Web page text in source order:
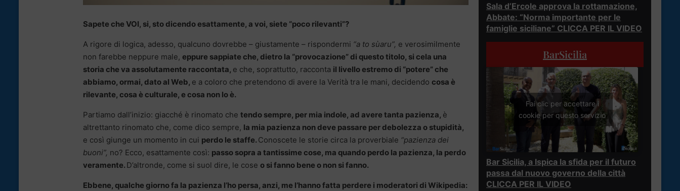
Sapete che VOI, si, sto dicendo esattamente, a voi, siete “poco rilevanti”?
A rigore di logica, adesso, qualcuno dovrebbe – giustamente – rispondermi “a to sùaru”, e verosimilmente
non farebbe neppure male, eppure sappiate che, dietro la “provocazione” di questo titolo, si cela una
storia che va assolutamente raccontata, e che, soprattutto, racconta il livello estremo di “potere” che
abbiamo, ormai, dato al Web, e a coloro che pretendono di avere la Verità tra le mani, decidendo cosa è
rilevante, cosa è culturale, e cosa non lo è.
Partiamo dall’inizio: giacché è rinomato che tendo sempre, per mia indole, ad avere tanta pazienza, è
altrettanto rinomato che, come dico sempre, la mia pazienza non deve passare per debolezza o stupidità,
e così giunge un momento in cui perdo le staffe. Conoscete le storie circa la proverbiale “pazienza dei
buoni”, no? Ecco, esattamente così: passo sopra a tantissime cose, ma quando perdo la pazienza, la perdo
veramente. D’altronde, come si suol dire, le cose o si fanno bene o non si fanno.
Ebbene, qualche giorno fa la pazienza l’ho persa, anzi, me l’hanno fatta perdere i moderatori di Wikipedia:
Sala d’Ercole approva la rottamazione,
Abbate: “Norma importante per le
famiglie siciliane” CLICCA PER IL VIDEO
BarSicilia
Fai clic per accettare i
cookie per questo servizio
Bar Sicilia, a Ispica la sfida per il futuro
passa dal nuovo governo della città
CLICCA PER IL VIDEO